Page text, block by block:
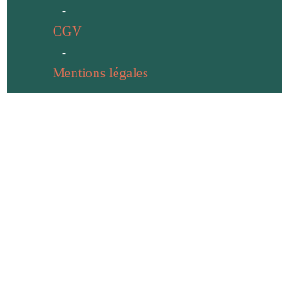
-
CGV
-
Mentions légales